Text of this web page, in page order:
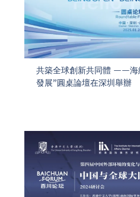
共築全球創新共同體 ——海
發展”圓桌論壇在深圳舉辦